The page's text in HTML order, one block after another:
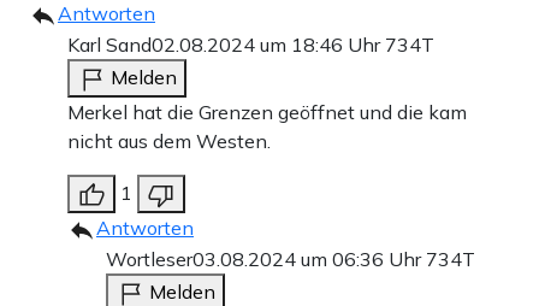
Antworten
Karl Sand02.08.2024 um 18:46 Uhr 734T
Melden
Merkel hat die Grenzen geöffnet und die kam
nicht aus dem Westen.
1
Antworten
Wortleser03.08.2024 um 06:36 Uhr 734T
Melden